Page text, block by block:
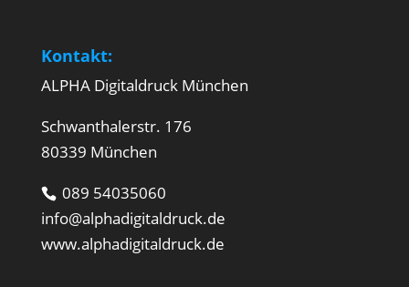
Kontakt:
ALPHA Digitaldruck München
Schwanthalerstr. 176
80339 München
089 54035060
info@alphadigitaldruck.de
www.alphadigitaldruck.de